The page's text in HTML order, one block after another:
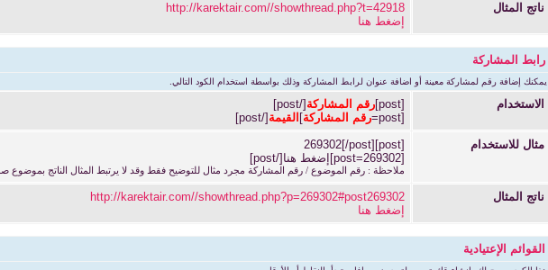
ناتج المثال
http://karektair.com//showthread.php?t=42918
إضغط هنا
رابط المشاركة
يمكنك إضافة رقم لمشاركة معينة أو اضافة عنوان لرابط المشاركة وذلك بواسطة استخدام الكود التالي.
الاستخدام [post] رقم المشاركة [/post]
[post=
رقم المشاركة] القيمة [/post]
مثال للاستخدام
[post]269302[/post]
[post=269302]إضغط هنا[/post]
ملاحظة : رقم الموضوع / رقم المشاركة مجرد مثال للتوضيح فقط وقد لا يرتبط المثال الناتج بموضوع
ناتج المثال
http://karektair.com//showthread.php?p=269302#post269302
إضغط هنا
القوائم الإعتيادية